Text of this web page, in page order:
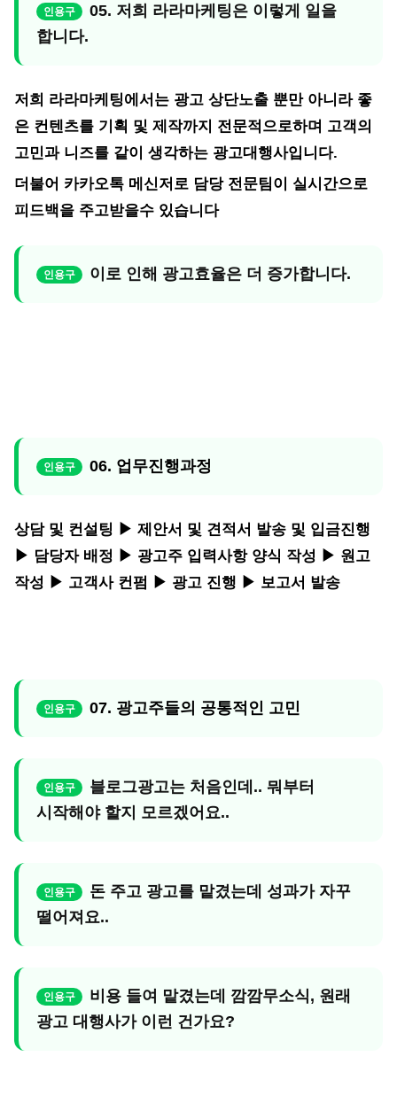
05. 저희 라라마케팅은 이렇게 일을
합니다.
저희 라라마케팅에서는 광고 상단노출 뿐만 아니라 좋
은 컨텐츠를 기획 및 제작까지 전문적으로하며 고객의
고민과 니즈를 같이 생각하는 광고대행사입니다.
더불어 카카오톡 메신저로 담당 전문팀이 실시간으로
피드백을 주고받을수 있습니다
이로 인해 광고효율은 더 증가합니다.
06. 업무진행과정
상담 및 컨설팅 ▶ 제안서 및 견적서 발송 및 입금진행
▶ 담당자 배정 ▶ 광고주 입력사항 양식 작성 ▶ 원고
작성 ▶ 고객사 컨펌 ▶ 광고 진행 ▶ 보고서 발송
07. 광고주들의 공통적인 고민
블로그광고는 처음인데.. 뭐부터
시작해야 할지 모르겠어요..
돈 주고 광고를 맡겼는데 성과가 자꾸
떨어져요..
비용 들여 맡겼는데 깜깜무소식, 원래
광고 대행사가 이런 건가요?